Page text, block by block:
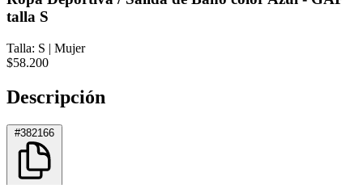
talla S
Talla: S | Mujer
$58.200
Descripción
#382166